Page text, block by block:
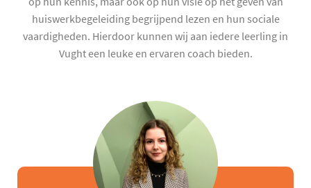
huiswerkbegeleiding begrijpend lezen en hun sociale
vaardigheden. Hierdoor kunnen wij aan iedere leerling in
Vught een leuke en ervaren coach bieden.